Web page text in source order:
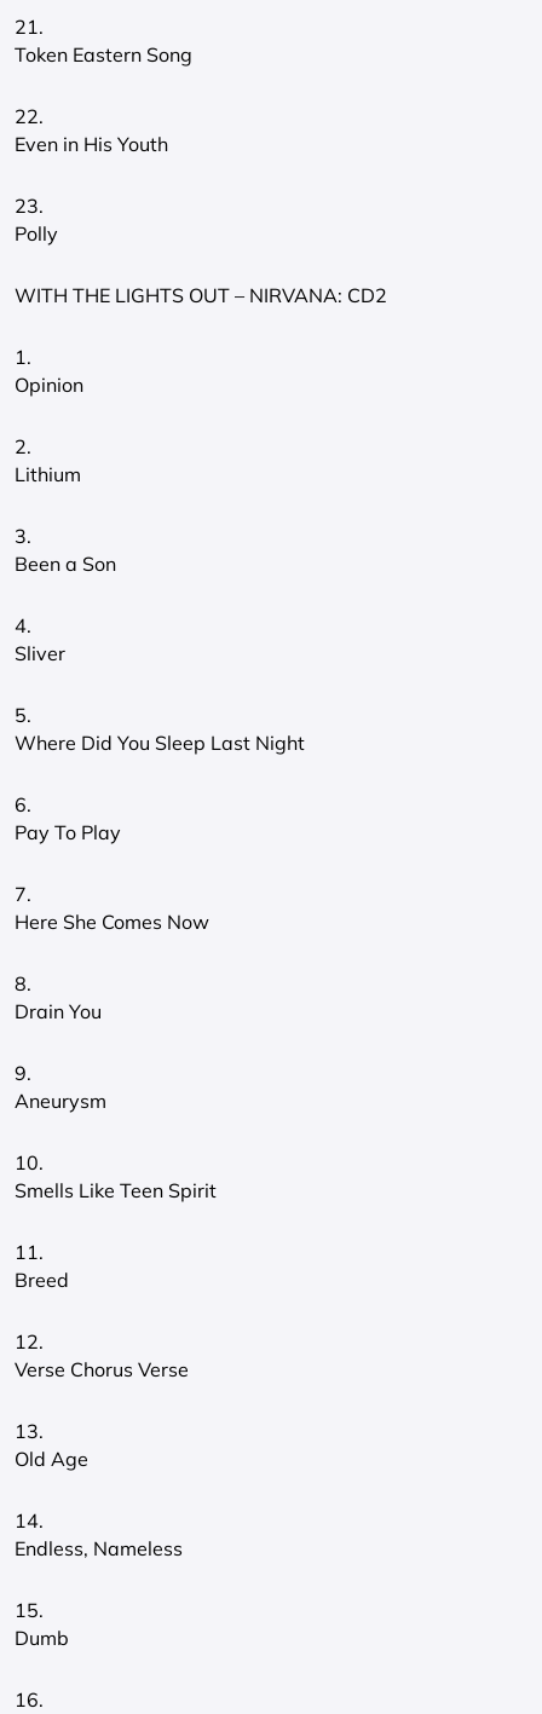
21.
Token Eastern Song
22.
Even in His Youth
23.
Polly
WITH THE LIGHTS OUT – NIRVANA: CD2
1.
Opinion
2.
Lithium
3.
Been a Son
4.
Sliver
5.
Where Did You Sleep Last Night
6.
Pay To Play
7.
Here She Comes Now
8.
Drain You
9.
Aneurysm
10.
Smells Like Teen Spirit
11.
Breed
12.
Verse Chorus Verse
13.
Old Age
14.
Endless, Nameless
15.
Dumb
16.